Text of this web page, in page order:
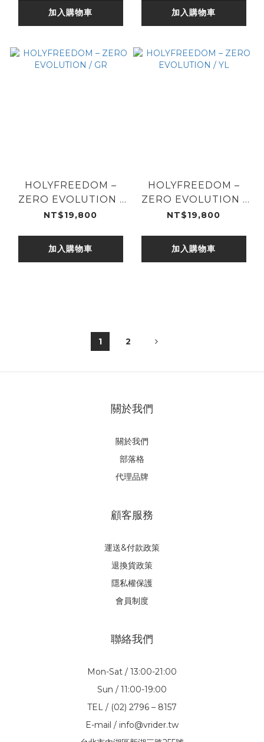
加入購物車 加入購物車
HOLYFREEDOM –
ZERO EVOLUTION /
GR
NT$19,800
加入購物車
HOLYFREEDOM –
ZERO EVOLUTION /
YL
NT$19,800
加入購物車
1 2
關於我們
關於我們
部落格
代理品牌
顧客服務
運送&付款政策
退換貨政策
隱私權保護
會員制度
聯絡我們
Mon-Sat / 13:00-21:00
Sun / 11:00-19:00
TEL / (02) 2796 – 8157
E-mail / info@vrider.tw